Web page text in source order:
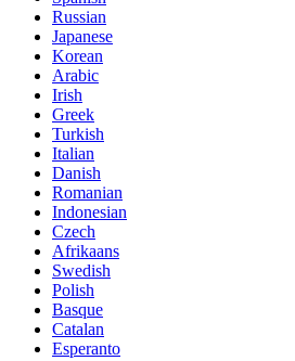
Russian
Japanese
Korean
Arabic
Irish
Greek
Turkish
Italian
Danish
Romanian
Indonesian
Czech
Afrikaans
Swedish
Polish
Basque
Catalan
Esperanto